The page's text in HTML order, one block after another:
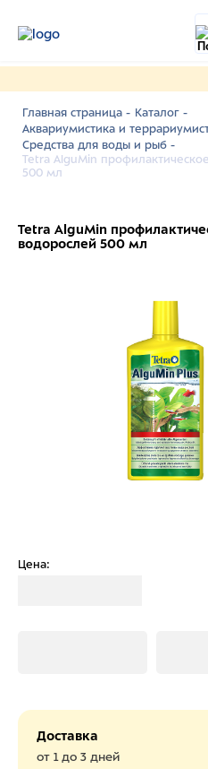
Главная страница - Каталог -
Аквариумистика и
Средства для воды и рыб -
Tetra AlguMin
500 мл
Tetra AlguMin
водорослей 500 мл
Цена:
Доставка
от 1 до 3 дней